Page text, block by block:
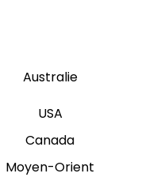
Australie
USA
Canada
Moyen-Orient